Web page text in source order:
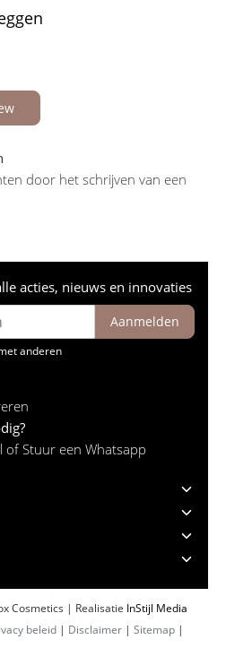
door het schrijven van een
acties, nieuws en innovaties
Aanmelden
anderen
of Stuur een Whatsapp
Cosmetics | Realisatie InStijl Media
beleid | Disclaimer | Sitemap |